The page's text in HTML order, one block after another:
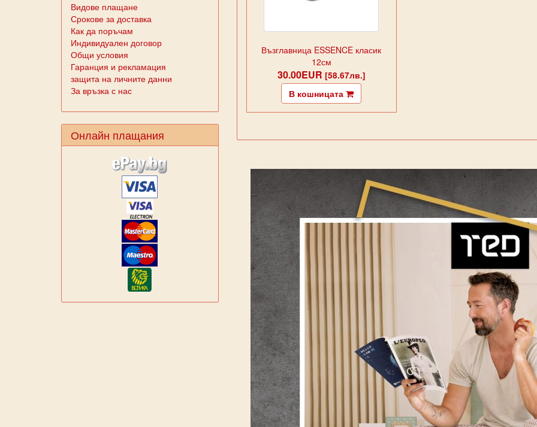
Видове плащане
Срокове за доставка
Как да поръчам
Индивидуален договор
Общи условия
Гаранция и рекламация
защита на личните данни
За връзка с нас
Онлайн плащания
Възглавница ESSENCE класик
12см
30.00EUR [58.67лв.]
В кошницата